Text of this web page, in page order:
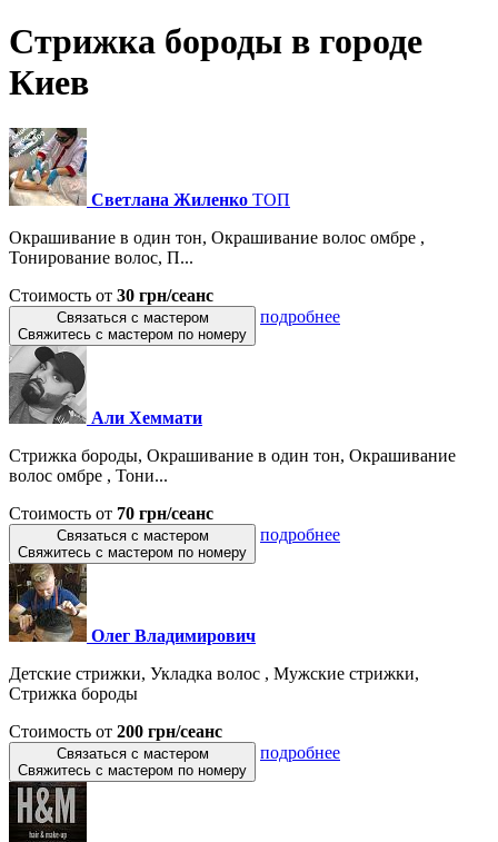
Стрижка бороды в городе
Киев
Светлана Жиленко ТОП
Окрашивание в один тон, Окрашивание волос омбре ,
Тонирование волос, П...
Стоимость от 30 грн/сеанс
Связаться с мастером
Свяжитесь с мастером по номеру
подробнее
Али Хеммати
Стрижка бороды, Окрашивание в один тон, Окрашивание
волос омбре , Тони...
Стоимость от 70 грн/сеанс
Связаться с мастером
Свяжитесь с мастером по номеру
подробнее
Олег Владимирович
Детские стрижки, Укладка волос , Мужские стрижки,
Стрижка бороды
Стоимость от 200 грн/сеанс
Связаться с мастером
Свяжитесь с мастером по номеру
подробнее